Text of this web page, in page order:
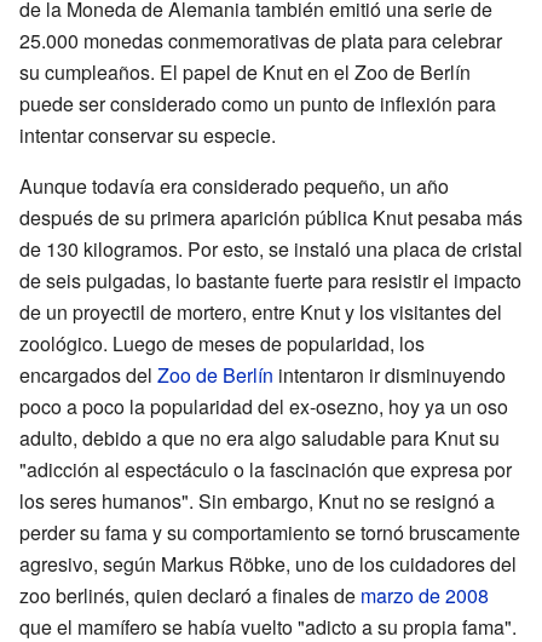
de la Moneda de Alemania también emitió una serie de
25.000 monedas conmemorativas de plata para celebrar
su cumpleaños. El papel de Knut en el Zoo de Berlín
puede ser considerado como un punto de inflexión para
intentar conservar su especie.
Aunque todavía era considerado pequeño, un año
después de su primera aparición pública Knut pesaba más
de 130 kilogramos. Por esto, se instaló una placa de cristal
de seis pulgadas, lo bastante fuerte para resistir el impacto
de un proyectil de mortero, entre Knut y los visitantes del
zoológico. Luego de meses de popularidad, los
encargados del Zoo de Berlín intentaron ir disminuyendo
poco a poco la popularidad del ex-osezno, hoy ya un oso
adulto, debido a que no era algo saludable para Knut su
"adicción al espectáculo o la fascinación que expresa por
los seres humanos". Sin embargo, Knut no se resignó a
perder su fama y su comportamiento se tornó bruscamente
agresivo, según Markus Röbke, uno de los cuidadores del
zoo berlinés, quien declaró a finales de marzo de 2008
que el mamífero se había vuelto "adicto a su propia fama".